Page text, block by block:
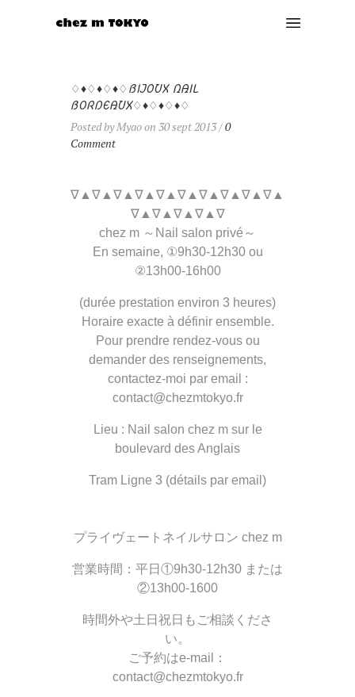
♢♦♢♦♢♦♢BIJOUX NAIL
BORDEAUX♢♦♢♦♢♦♢
Posted by Myao on 30 sept 2013 /0
Comment
∇▲∇▲∇▲∇▲∇▲∇▲∇▲∇▲∇▲∇▲
∇▲∇▲∇▲∇▲∇
chez m ～Nail salon privé～
En semaine, ①9h30-12h30 ou
②13h00-16h00
(durée prestation environ 3 heures)
Horaire exacte à définir ensemble.
Pour prendre rendez-vous ou
demander des renseignements,
contactez-moi par email :
contact@chezmtokyo.fr
Lieu : Nail salon chez m sur le
boulevard des Anglais
Tram Ligne 3 (détails par email)
プライヴェートネイルサロン chez m
営業時間：平日①9h30-12h30 または
②13h00-1600
時間外や土日祝日もご相談くださ
い。
ご予約はe-mail：
contact@chezmtokyo.fr